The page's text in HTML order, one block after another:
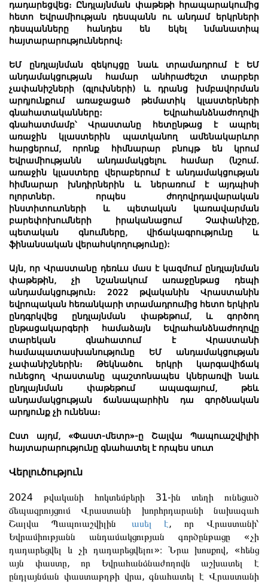
դադարեցվեց։ Ընդլայնման փաթեթի հրապարակումից
հետո Եվրամիության դեսպանն ու անդամ երկրների
դեսպանները հանդես են եկել նմանատիպ
հայտարարություններով։
ԵՄ ընդլայնման զեկույցը նաև տրամադրում է ԵՄ
անդամակցության համար անհրաժեշտ տարբեր
չափանիշների (գլուխների) և դրանց խմբավորման
արդյունքում առաջացած թեմատիկ կլաստերների
գնահատականները: Եվրահանձնաժողովի
գնահատմամբ՝ Վրաստանը հետընթաց է ապրել
առաջին կլաստերին պատկանող ամենակարևոր
հարցերում, որոնք հիմնարար բնույթ են կրում
Եվրամիությանն անդամակցելու համար (նշում.
առաջին կլաստերը վերաբերում է անդամակցության
հիմնարար խնդիրներին և ներառում է այդպիսի
ոլորտներ. որպես ժողովրդավարական
ինստիտուտների և պետական ​​կառավարման
բարեփոխումների իրականացում Չափանիշը,
պետական ​​գնումները, վիճակագրությունը և
ֆինանսական վերահսկողությունը):
Այն, որ Վրաստանը դեռևս մաս է կազմում ընդլայնման
փաթեթին, չի նշանակում առաջընթաց դեպի
անդամակցություն։ 2022 թվականին Վրաստանին
եվրոպական հեռանկարի տրամադրումից հետո երկիրն
ընդգրկվեց ընդլայնման փաթեթում, և գործող
ընթացակարգերի համաձայն Եվրահանձնաժողովը
տարեկան գնահատում է Վրաստանի
համապատասխանությունը ԵՄ անդամակցության
չափանիշներին։ Թեկնածու երկրի կարգավիճակ
ունեցող Վրաստանը պաշտոնապես կներառվի նաև
ընդլայնման փաթեթում ապագայում, թեև
անդամակցության ճանապարհին դա գործնական
արդյունք չի ունենա։
Ըստ այդմ, «Փաստ-մետր»-ը Շալվա Պապուաշվիլիի
հայտարարությունը գնահատել է որպես սուտ
Վերլուծություն
2024 թվականի հոկտեմբերի 31-ին տեղի ունեցած
ճեպազրույցում Վրաստանի խորհրդարանի նախագահ
Շալվա Պապուաշվիլին ասել է, որ Վրաստանի՝
Եվրամիությանն անդամակցության գործընթացը «չի
դադարեցվել և չի դադարեցվելու»։ Նրա խոսքով, «հենց
այն փաստը, որ Եվրահանձնաժողովն աշխատել է
ընդլայնման փաստաթղթի վրա, գնահատել է Վրաստանի